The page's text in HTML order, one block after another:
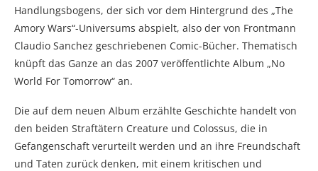
Handlungsbogens, der sich vor dem Hintergrund des „The
Amory Wars“-Universums abspielt, also der von Frontmann
Claudio Sanchez geschriebenen Comic-Bücher. Thematisch
knüpft das Ganze an das 2007 veröffentlichte Album „No
World For Tomorrow“ an.
Die auf dem neuen Album erzählte Geschichte handelt von
den beiden Straftätern Creature und Colossus, die in
Gefangenschaft verurteilt werden und an ihre Freundschaft
und Taten zurück denken, mit einem kritischen und